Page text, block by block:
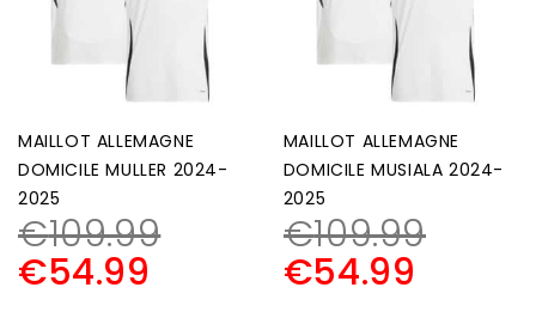
MAILLOT ALLEMAGNE
DOMICILE MULLER 2024-
2025
€109.99
€54.99
MAILLOT ALLEMAGNE
DOMICILE MUSIALA 2024-
2025
€109.99
€54.99